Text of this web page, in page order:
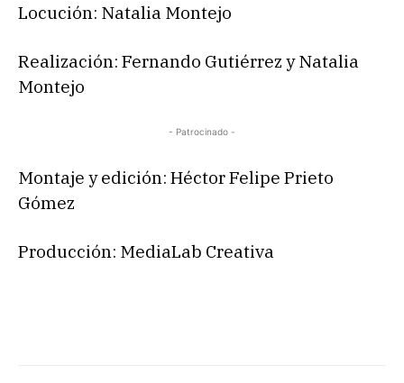
Locución: Natalia Montejo
Realización: Fernando Gutiérrez y Natalia
Montejo
- Patrocinado -
Montaje y edición: Héctor Felipe Prieto
Gómez
Producción: MediaLab Creativa